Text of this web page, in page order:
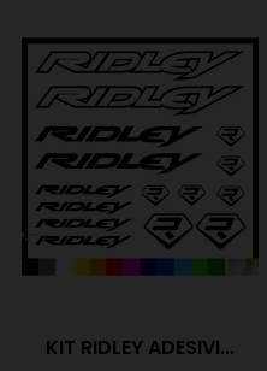
KIT RIDLEY ADESIVI...
‹